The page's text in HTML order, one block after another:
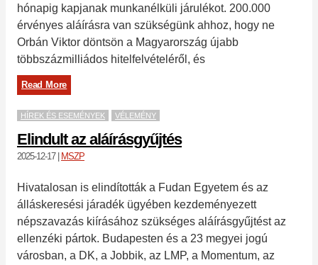
hónapig kapjanak munkanélküli járulékot. 200.000
érvényes aláírásra van szükségünk ahhoz, hogy ne
Orbán Viktor döntsön a Magyarország újabb
többszázmilliádos hitelfelvételéről, és
Read More
HÍREK ÉS ESEMÉNYEK VÉLEMÉNY
Elindult az aláírásgyűjtés
2025-12-17| MSZP
Hivatalosan is elindították a Fudan Egyetem és az
álláskeresési járadék ügyében kezdeményezett
népszavazás kiírásához szükséges aláírásgyűjtést az
ellenzéki pártok. Budapesten és a 23 megyei jogú
városban, a DK, a Jobbik, az LMP, a Momentum, az